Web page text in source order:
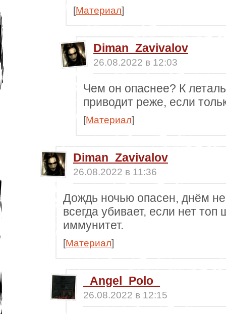
[Материал]
Diman_Zavivalov
26.08.2022 в 12:03
Чем он опаснее? К
приводит реже, если
[Материал]
Diman_Zavivalov
26.08.2022 в 11:36
Дождь ночью опасен, днём
всегда убивает, если нет
иммунитет.
[Материал]
_Angel_Polo_
26.08.2022 в 12:15